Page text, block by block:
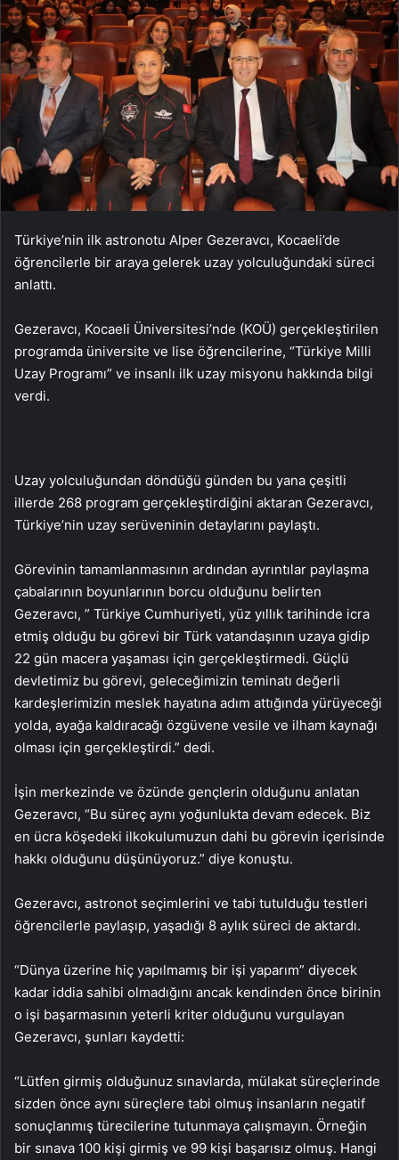
Türkiye’nin ilk astronotu Alper Gezeravcı, Kocaeli’de
öğrencilerle bir araya gelerek uzay yolculuğundaki süreci
anlattı.
Gezeravcı, Kocaeli Üniversitesi’nde (KOÜ) gerçekleştirilen
programda üniversite ve lise öğrencilerine, “Türkiye Milli
Uzay Programı” ve insanlı ilk uzay misyonu hakkında bilgi
verdi.
Uzay yolculuğundan döndüğü günden bu yana çeşitli
illerde 268 program gerçekleştirdiğini aktaran Gezeravcı,
Türkiye’nin uzay serüveninin detaylarını paylaştı.
Görevinin tamamlanmasının ardından ayrıntılar paylaşma
çabalarının boyunlarının borcu olduğunu belirten
Gezeravcı, ” Türkiye Cumhuriyeti, yüz yıllık tarihinde icra
etmiş olduğu bu görevi bir Türk vatandaşının uzaya gidip
22 gün macera yaşaması için gerçekleştirmedi. Güçlü
devletimiz bu görevi, geleceğimizin teminatı değerli
kardeşlerimizin meslek hayatına adım attığında yürüyeceği
yolda, ayağa kaldıracağı özgüvene vesile ve ilham kaynağı
olması için gerçekleştirdi.” dedi.
İşin merkezinde ve özünde gençlerin olduğunu anlatan
Gezeravcı, “Bu süreç aynı yoğunlukta devam edecek. Biz
en ücra köşedeki ilkokulumuzun dahi bu görevin içerisinde
hakkı olduğunu düşünüyoruz.” diye konuştu.
Gezeravcı, astronot seçimlerini ve tabi tutulduğu testleri
öğrencilerle paylaşıp, yaşadığı 8 aylık süreci de aktardı.
“Dünya üzerine hiç yapılmamış bir işi yaparım” diyecek
kadar iddia sahibi olmadığını ancak kendinden önce birinin
o işi başarmasının yeterli kriter olduğunu vurgulayan
Gezeravcı, şunları kaydetti:
“Lütfen girmiş olduğunuz sınavlarda, mülakat süreçlerinde
sizden önce aynı süreçlere tabi olmuş insanların negatif
sonuçlanmış türecilerine tutunmaya çalışmayın. Örneğin
bir sınava 100 kişi girmiş ve 99 kişi başarısız olmuş. Hangi